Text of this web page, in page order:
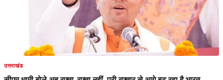
उत्तराखंड